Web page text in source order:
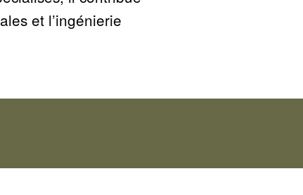
et l’ingénierie